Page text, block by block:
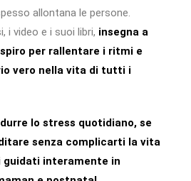
allontana le persone.
i video e i suoi libri, insegna a
per rallentare i ritmi e
vero nella vita di tutti i
lo stress quotidiano, se
senza complicarti la vita
guidati interamente in